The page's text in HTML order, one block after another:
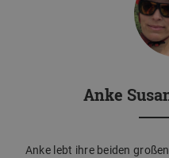
Anke
Anke lebt ihre beiden